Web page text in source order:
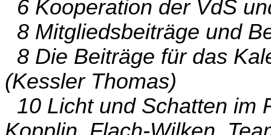
6 Kooperation der VdS
8 Mitgliedsbeiträge und
8 Die Beiträge für das
(Kessler Thomas)
10 Licht und Schatten im